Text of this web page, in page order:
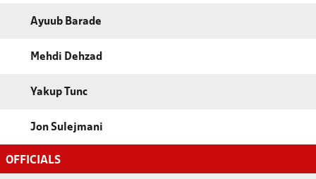
Ayuub Barade
Mehdi Dehzad
Yakup Tunc
Jon Sulejmani
OFFICIALS